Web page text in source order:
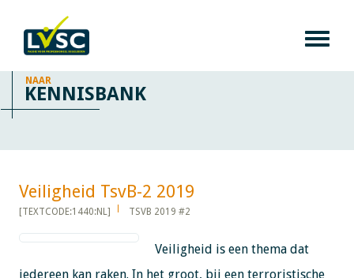
NAAR
KENNISBANK
Veiligheid TsvB-2 2019​​​​​​
[TEXTCODE:1440:NL] TSVB 2019 #2
Veiligheid is een thema dat
iedereen kan raken. In het groot, bij een terroristische